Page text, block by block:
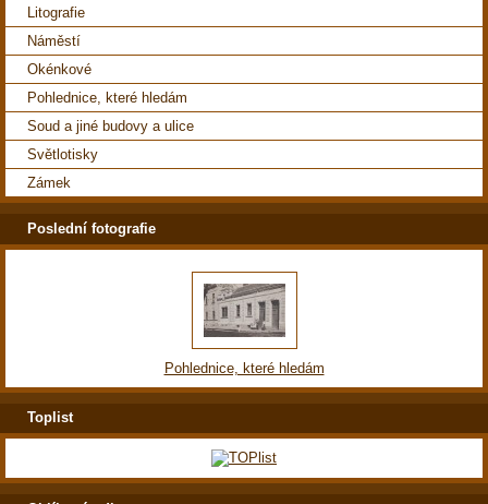
Litografie
Náměstí
Okénkové
Pohlednice, které hledám
Soud a jiné budovy a ulice
Světlotisky
Zámek
Poslední fotografie
Pohlednice, které hledám
Toplist